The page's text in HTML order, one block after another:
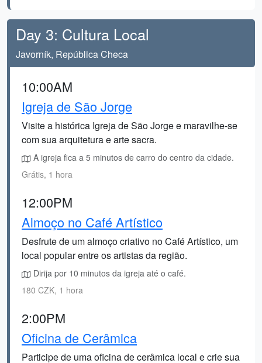
Day 3: Cultura Local
Javorník, República Checa
10:00AM
Igreja de São Jorge
Visite a histórica Igreja de São Jorge e maravilhe-se
com sua arquitetura e arte sacra.
A igreja fica a 5 minutos de carro do centro da cidade.
Grátis, 1 hora
12:00PM
Almoço no Café Artístico
Desfrute de um almoço criativo no Café Artístico, um
local popular entre os artistas da região.
Dirija por 10 minutos da igreja até o café.
180 CZK, 1 hora
2:00PM
Oficina de Cerâmica
Participe de uma oficina de cerâmica local e crie sua